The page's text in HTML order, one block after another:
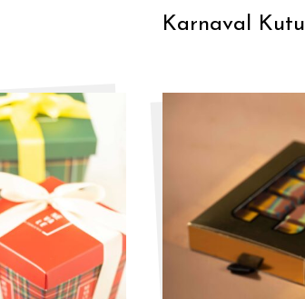
Karnaval Kutu